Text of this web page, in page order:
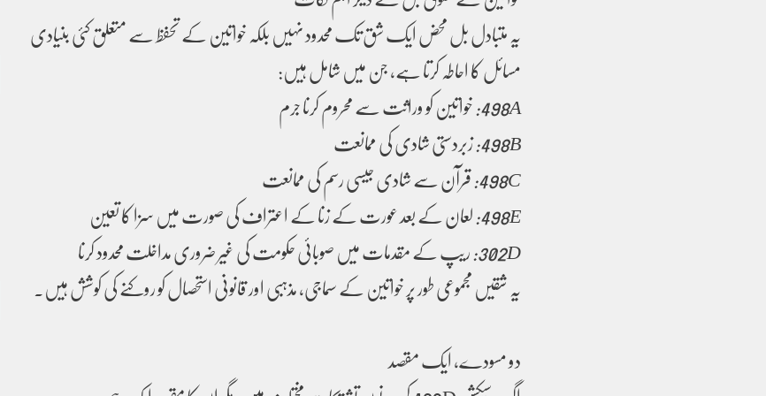
یہ متبادل بل محض ایک شق تک محدود نہیں بلکہ خواتین کے تحفظ سے متعلق کئی بنیادی
مسائل کا احاطہ کرتا ہے، جن میں شامل ہیں:
498A:خواتین کو وراثت سے محروم کرنا جرم
498B:زبردستی شادی کی ممانعت
498C:قرآن سے شادی جیسی رسم کی ممانعت
498E:لعان کے بعد عورت کے زنا کے اعتراف کی صورت میں سزا کا تعین
302D:ریپ کے مقدمات میں صوبائی حکومت کی غیر ضروری مداخلت محدود کرنا
یہ شقیں مجموعی طور پر خواتین کے سماجی، مذہبی اور قانونی استحصال کو روکنے کی کوشش ہیں۔
دو مسودے، ایک مقصد